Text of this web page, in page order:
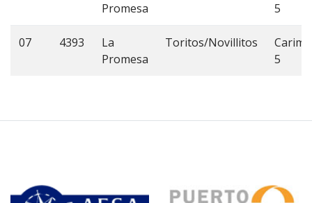
Promesa
5
07 4393
La
Promesa
Toritos/Novillitos
5